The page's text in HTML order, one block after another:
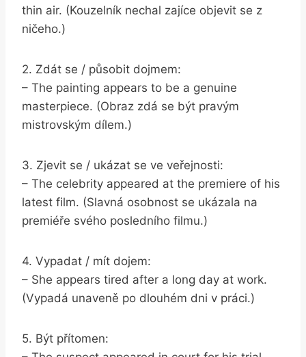
thin air. (Kouzelník nechal zajíce objevit se z
⁤ničeho.)
2. Zdát se /⁤ působit dojmem:
– The painting appears to be a ​genuine
masterpiece.​ (Obraz zdá se být pravým
mistrovským⁢ dílem.)
3. Zjevit se / ukázat se ve veřejnosti:
– ⁢The celebrity appeared at the premiere of⁣ his
latest film. (Slavná osobnost se ukázala na
premiéře svého posledního filmu.)
4. Vypadat / mít dojem:
– She appears tired after a long day ‌at work.
(Vypadá unaveně po ⁢dlouhém dni v práci.)
5. Být přítomen: